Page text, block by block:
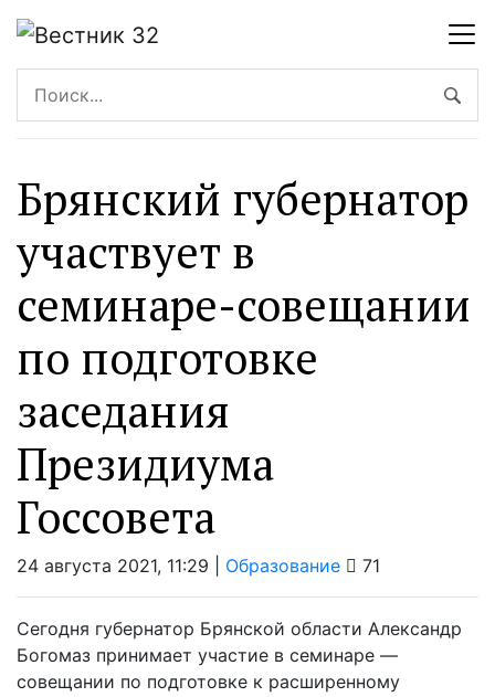
Брянский губернатор
участвует в
семинаре-совещании
по подготовке
заседания
Президиума
Госсовета
24 августа 2021, 11:29 | Образование 71
Сегодня губернатор Брянской области Александр
Богомаз принимает участие в семинаре —
совещании по подготовке к расширенному